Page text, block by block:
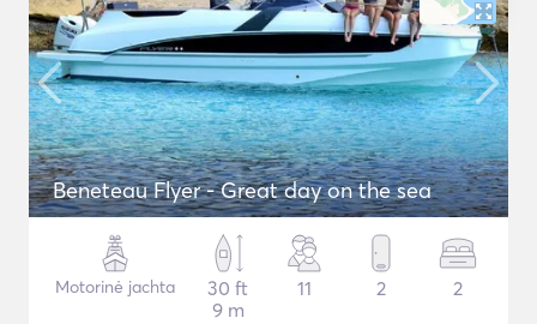
Beneteau Flyer - Great day on the sea
Motorinė jachta
30 ft
9 m
11 2 2